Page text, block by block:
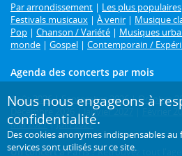
Par arrondissement | Les plus populaires
Festivals musicaux | À venir | Musique
Pop | Chanson / Variété | Musiques
monde | Gospel | Contemporain /
Agenda des concerts par mois
Août 2026| Septembre 2026|Octobre
Décembre 2026
| Janvier 2027 Février
Mai 2027| Juin 2027
Un concert à Paris ?Retrouvez tout
Nous nous engageons à
confidentialité.
Des cookies anonymes indispensables
services sont utilisés sur ce site.